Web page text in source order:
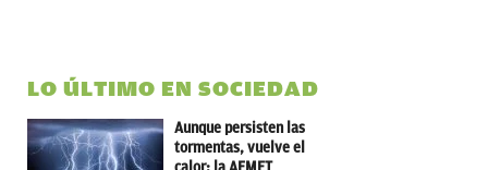
LO ÚLTIMO EN SOCIEDAD
Aunque persisten las
tormentas, vuelve el